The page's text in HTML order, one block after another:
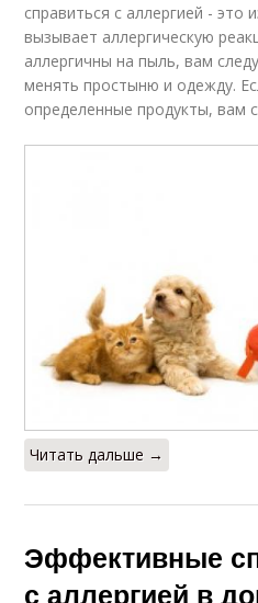
справиться с аллергией - это
вызывает аллергическую
аллергичны на пыль, вам
менять простыню и одежду.
определенные продукты, вам
Читать дальше →
Эффективные
с аллергией в